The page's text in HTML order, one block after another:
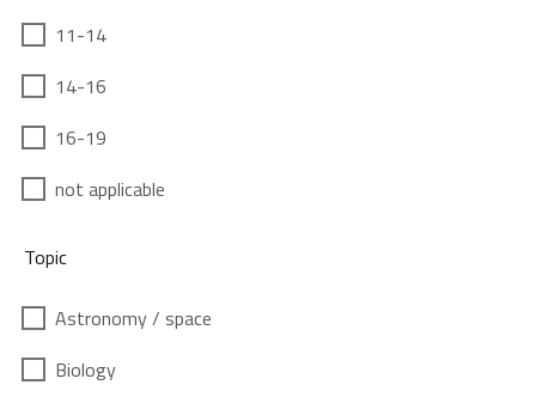
11-14
14-16
16-19
not applicable
Topic
Astronomy / space
Biology